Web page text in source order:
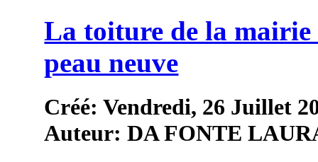
La toiture de la
peau neuve
Créé: Vendredi, 26 Juillet
Auteur: DA FONTE